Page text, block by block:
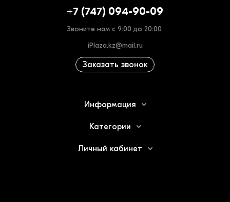
+7 (747) 094-90-09
Звоните нам с 9:00 до 20:00
iPlaza.kz@mail.ru
Заказать звонок
Информация
Категории
Личный кабинет